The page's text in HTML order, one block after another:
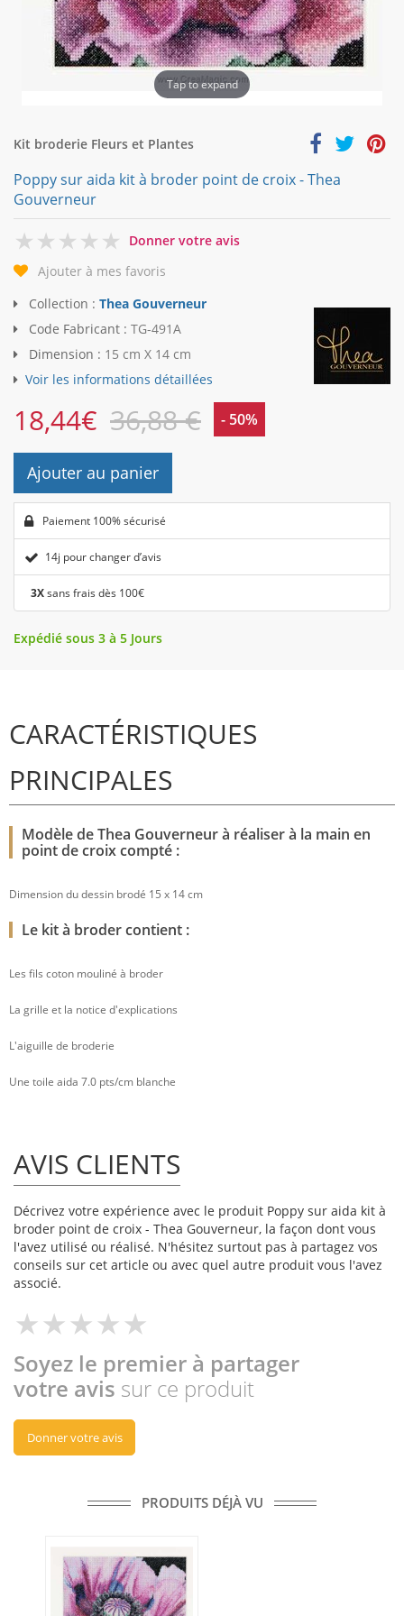
Tap to expand
Kit broderie Fleurs et Plantes
Poppy sur aida kit à broder point de croix - Thea
Gouverneur
0
Donner votre avis
Ajouter à mes favoris
Collection : Thea Gouverneur
Code Fabricant : TG-491A
Dimension : 15 cm X 14 cm
Voir les informations détaillées
18,44€ 36,88 € - 50%
Ajouter au panier
Paiement 100% sécurisé
14j pour changer d’avis
3Xsans frais dès 100€
Expédié sous 3 à 5 Jours
CARACTÉRISTIQUES
PRINCIPALES
Modèle de Thea Gouverneur à réaliser à la main en
point de croix compté :
Dimension du dessin brodé 15 x 14 cm
Le kit à broder contient :
Les fils coton mouliné à broder
La grille et la notice d'explications
L'aiguille de broderie
Une toile aida 7.0 pts/cm blanche
AVIS CLIENTS
Décrivez votre expérience avec le produit Poppy sur aida kit à
broder point de croix - Thea Gouverneur, la façon dont vous
l'avez utilisé ou réalisé. N'hésitez surtout pas à partagez vos
conseils sur cet article ou avec quel autre produit vous l'avez
associé.
Soyez le premier à partager
votre avis sur ce produit
Donner votre avis
PRODUITS DÉJÀ VU